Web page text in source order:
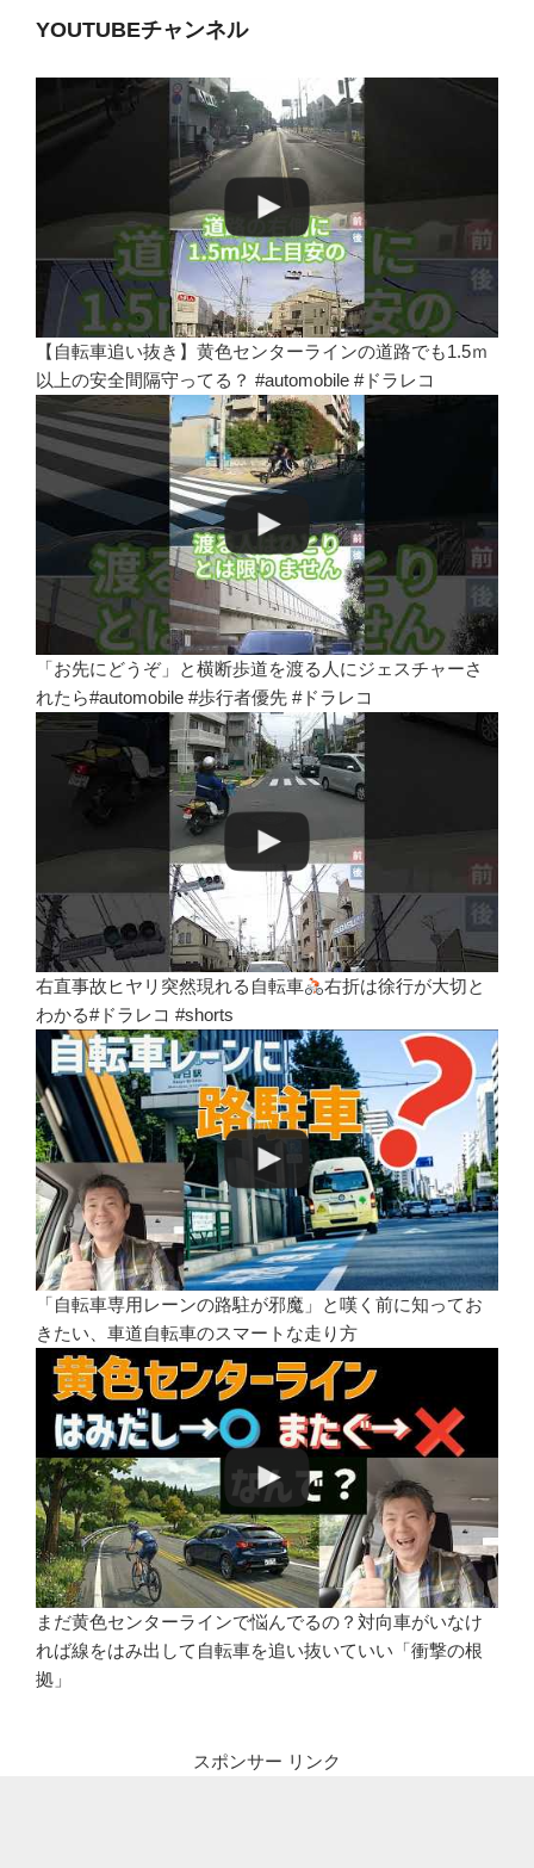
YOUTUBEチャンネル
【自転車追い抜き】黄色センターラインの道路でも1.5ｍ
以上の安全間隔守ってる？ #automobile #ドラレコ
「お先にどうぞ」と横断歩道を渡る人にジェスチャーさ
れたら#automobile #歩行者優先 #ドラレコ
右直事故ヒヤリ突然現れる自転車
右折は徐行が大切と
わかる#ドラレコ #shorts
「自転車専用レーンの路駐が邪魔」と嘆く前に知ってお
きたい、車道自転車のスマートな走り方
まだ黄色センターラインで悩んでるの？対向車がいなけ
れば線をはみ出して自転車を追い抜いていい「衝撃の根
拠」
スポンサー リンク